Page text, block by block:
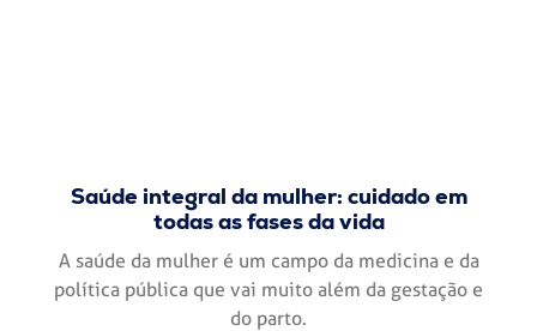
Saúde integral da mulher: cuidado em
todas as fases da vida
A saúde da mulher é um campo da medicina e da
política pública que vai muito além da gestação e
do parto.